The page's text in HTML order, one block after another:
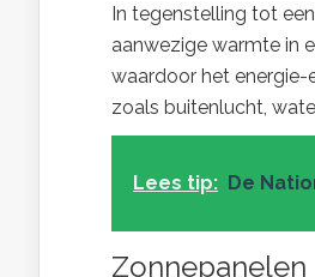
In tegenstelling tot
aanwezige warmte in
waardoor het energie-
zoals buitenlucht,
Lees tip: De
Zonnepanelen